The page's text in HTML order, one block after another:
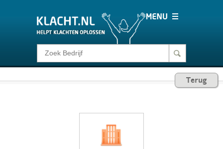
Klacht melden
Terug